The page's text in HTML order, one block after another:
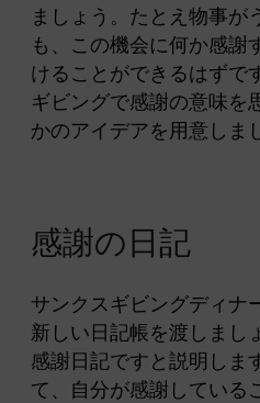
ましょう。たとえ物事が
も、この機会に何か感謝
けることができるはずで
ギビングで感謝の意味を
かのアイデアを用意しま
感謝の日 記
サンクスギビングディナ
新しい日記帳を渡しまし
感謝日記ですと説明しま
て、自分が感謝している